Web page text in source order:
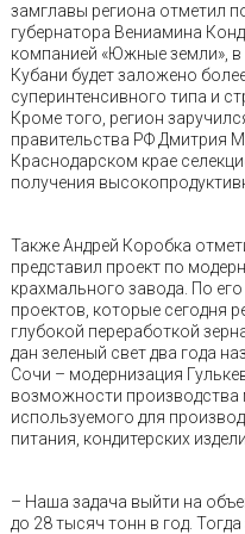
замглавы региона отметил
губернатора Вениамина
компанией «Южные земли»,
Кубани будет заложено
суперинтенсивного типа и
Кроме того, регион
правительства РФ Дмитрия
Краснодарском крае
получения
Также Андрей Коробка
представил проект по
крахмального завода. По
проектов, которые сегодня
глубокой переработкой
дан зеленый свет два года
Сочи – модернизация
возможности производства
используемого для
питания, кондитерских
– Наша задача выйти на
до 28 тысяч тонн в год.